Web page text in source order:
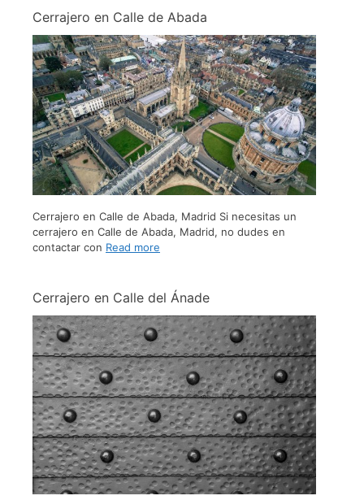
Cerrajero en Calle de Abada
Cerrajero en Calle de Abada, Madrid Si necesitas un
cerrajero en Calle de Abada, Madrid, no dudes en
contactar con Read more
Cerrajero en Calle del Ánade